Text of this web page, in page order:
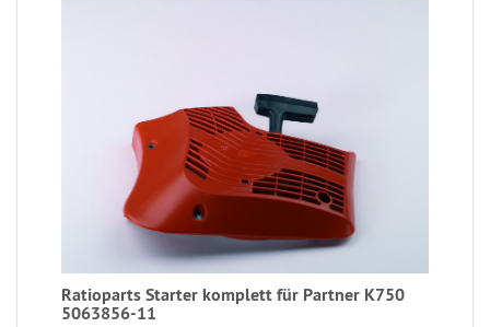
Ratioparts Starter komplett für Partner K750
5063856-11